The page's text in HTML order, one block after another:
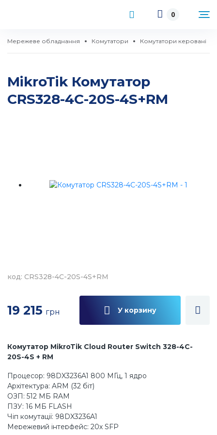
0
Мережеве обладнання Комутатори Комутатори керовані
MikroTik Комутатор
CRS328-4C-20S-4S+RM
код: CRS328-4C-20S-4S+RM
19 215 грн У корзину
Комутатор MikroTik Cloud Router Switch 328-4C-
20S-4S + RM
Процесор: 98DX3236A1 800 МГц, 1 ядро
Архітектура: ARM (32 біт)
ОЗП: 512 МБ RAM
ПЗУ: 16 МБ FLASH
Чіп комутації: 98DX3236A1
Мережевий інтерфейс: 20х SFP